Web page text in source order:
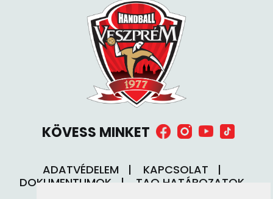
KÖVESS MINKET
ADATVÉDELEM
KAPCSOLAT
DOKUMENTUMOK
TAO HATÁROZATOK